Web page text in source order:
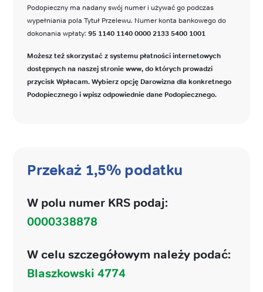
Podopieczny ma nadany swój numer i używać go podczas
wypełniania pola Tytuł Przelewu. Numer konta bankowego do
dokonania wpłaty: 95 1140 1140 0000 2133 5400 1001
Możesz też skorzystać z systemu płatności internetowych
dostępnych na naszej stronie www, do których prowadzi
przycisk Wpłacam. Wybierz opcję Darowizna dla konkretnego
Podopiecznego i wpisz odpowiednie dane Podopiecznego.
Przekaż 1,5% podatku
W polu numer KRS podaj:
0000338878
W celu szczegółowym należy podać:
Blaszkowski 4774